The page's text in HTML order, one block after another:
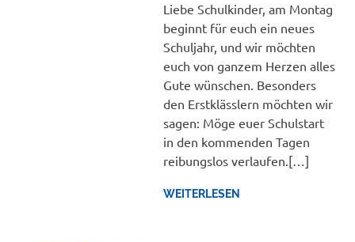
Liebe Schulkinder, am Montag
beginnt für euch ein neues
Schuljahr, und wir möchten
euch von ganzem Herzen alles
Gute wünschen. Besonders
den Erstklässlern möchten wir
sagen: Möge euer Schulstart
in den kommenden Tagen
reibungslos verlaufen.[…]
WEITERLESEN